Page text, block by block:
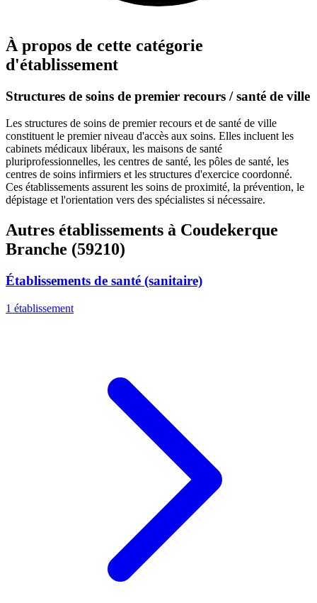
À propos de cette catégorie
d'établissement
Structures de soins de premier recours / santé de ville
Les structures de soins de premier recours et de santé de ville
constituent le premier niveau d'accès aux soins. Elles incluent les
cabinets médicaux libéraux, les maisons de santé
pluriprofessionnelles, les centres de santé, les pôles de santé, les
centres de soins infirmiers et les structures d'exercice coordonné.
Ces établissements assurent les soins de proximité, la prévention, le
dépistage et l'orientation vers des spécialistes si nécessaire.
Autres établissements à Coudekerque
Branche (59210)
Établissements de santé (sanitaire)
1 établissement